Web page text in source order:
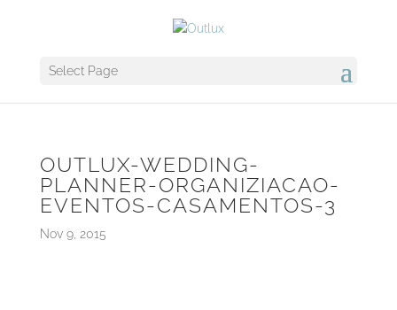
Select Page
OUTLUX-WEDDING-
PLANNER-ORGANIZIACAO-
EVENTOS-CASAMENTOS-3
Nov 9, 2015